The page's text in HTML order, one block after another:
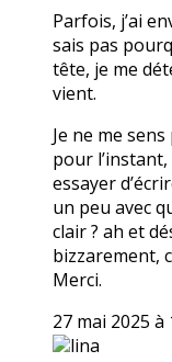
Parfois, j’ai
sais pas
tête, je me
vient.
Je ne me
pour
essayer
un peu avec
clair ? ah et
bizzarement,
Merci.
27 mai 2025 à
lina